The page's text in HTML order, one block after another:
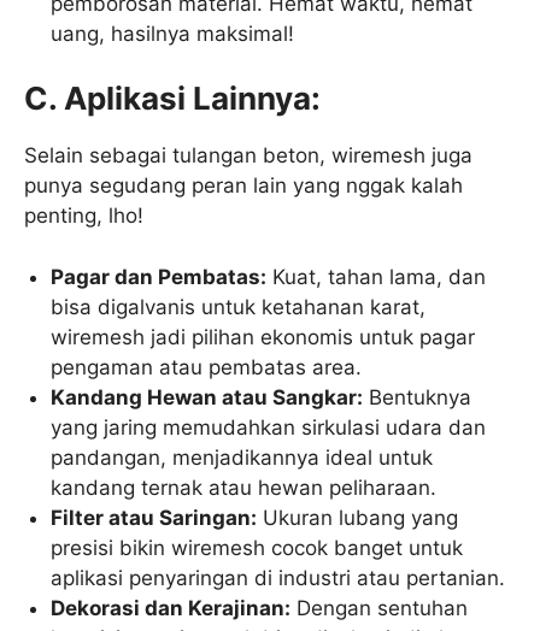
uang, hasilnya maksimal!
C. Aplikasi Lainnya:
Selain sebagai tulangan beton, wiremesh juga
punya segudang peran lain yang nggak kalah
penting, lho!
Pagar dan Pembatas: Kuat, tahan lama, dan
bisa digalvanis untuk ketahanan karat,
wiremesh jadi pilihan ekonomis untuk pagar
pengaman atau pembatas area.
Kandang Hewan atau Sangkar: Bentuknya
yang jaring memudahkan sirkulasi udara dan
pandangan, menjadikannya ideal untuk
kandang ternak atau hewan peliharaan.
Filter atau Saringan: Ukuran lubang yang
presisi bikin wiremesh cocok banget untuk
aplikasi penyaringan di industri atau pertanian.
Dekorasi dan Kerajinan: Dengan sentuhan